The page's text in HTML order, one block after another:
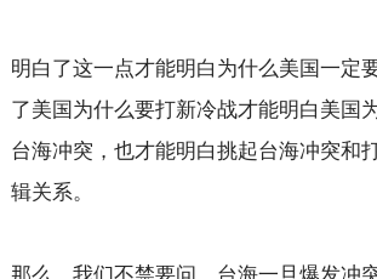
明白了这一点才能明白为什么美国一定
了美国为什么要打新冷战才能明白美国
台海冲突，也才能明白挑起台海冲突和
辑关系。